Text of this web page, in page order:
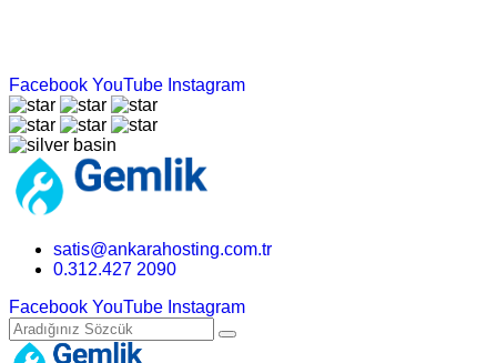
Facebook YouTube Instagram
satis@ankarahosting.com.tr
0.312.427 2090
Facebook YouTube Instagram